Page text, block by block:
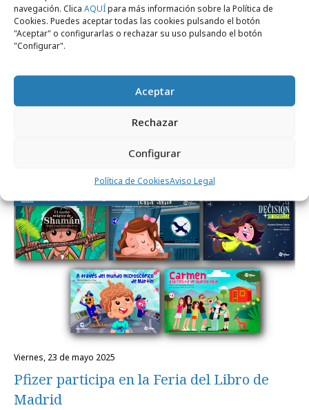
navegación. Clica AQUÍpara más información sobre la Política de
Cookies. Puedes aceptar todas las cookies pulsando el botón
"Aceptar" o configurarlas o rechazar su uso pulsando el botón
"Configurar".
Aceptar
Rechazar
Configurar
Política de CookiesAviso Legal
viernes, 19 de junio 2026
JCDecaux lleva el humor a la Feria del
viernes, 23 de mayo 2025
Pfizer participa en la Feria del Libro de
Madrid